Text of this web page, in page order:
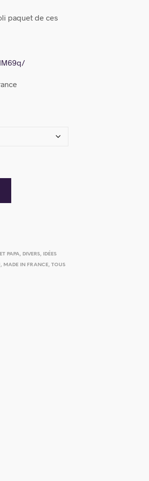
paquet de ces
PAPA, DIVERS, IDÉES
, MADE IN FRANCE,TOUS